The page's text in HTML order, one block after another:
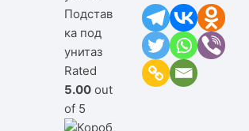
Подстав
ка под
унитаз
Rated
5.00 out
of 5